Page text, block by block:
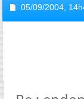
05/09/2004,